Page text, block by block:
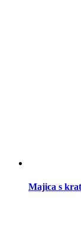
Majica s